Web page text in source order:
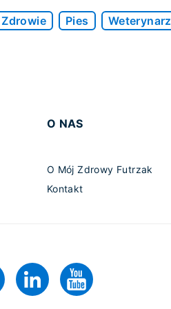
Zdrowie Pies
Weterynarz
O NAS
O Mój Zdrowy Futrzak
Kontakt